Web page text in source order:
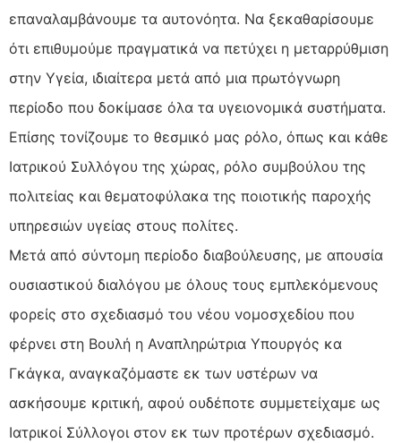
επαναλαμβάνουμε τα αυτονόητα. Να ξεκαθαρίσουμε
ότι επιθυμούμε πραγματικά να πετύχει η μεταρρύθμιση
στην Υγεία, ιδιαίτερα μετά από μια πρωτόγνωρη
περίοδο που δοκίμασε όλα τα υγειονομικά συστήματα.
Επίσης τονίζουμε το θεσμικό μας ρόλο, όπως και κάθε
Ιατρικού Συλλόγου της χώρας, ρόλο συμβούλου της
πολιτείας και θεματοφύλακα της ποιοτικής παροχής
υπηρεσιών υγείας στους πολίτες.
Μετά από σύντομη περίοδο διαβούλευσης, με απουσία
ουσιαστικού διαλόγου με όλους τους εμπλεκόμενους
φορείς στο σχεδιασμό του νέου νομοσχεδίου που
φέρνει στη Βουλή η Αναπληρώτρια Υπουργός κα
Γκάγκα, αναγκαζόμαστε εκ των υστέρων να
ασκήσουμε κριτική, αφού ουδέποτε συμμετείχαμε ως
Ιατρικοί Σύλλογοι στον εκ των προτέρων σχεδιασμό.